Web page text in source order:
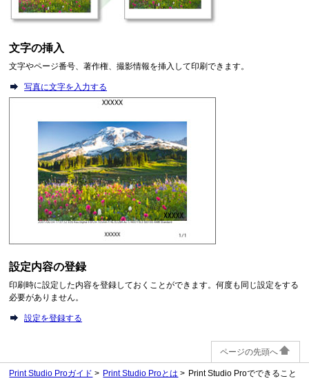
文字の挿入
文字やページ番号、著作権、撮影情報を挿入して印刷できます。
写真に文字を入力する
設定内容の登録
印刷時に設定した内容を登録しておくことができます。何度も同じ設定をする
必要がありません。
設定を登録する
ページの先頭へ
Print Studio Proガイド Print Studio Proとは Print Studio Proでできること